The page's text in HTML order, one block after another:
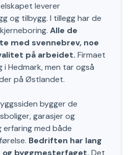
leverer
og tilbygg. I tillegg har de
Alle de
med svennebrev, noe
på arbeidet. Firmaet
i Hedmark, men tar også
på Østlandet.
bygger de
garasjer og
erfaring med både
Bedriften har lang